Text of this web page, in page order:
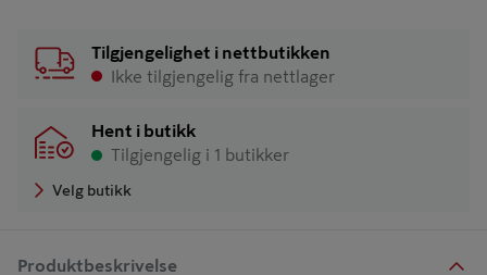
Tilgjengelighet i nettbutikken
Ikke tilgjengelig fra nettlager
Hent i butikk
Tilgjengelig i 1 butikker
Velg butikk
Produktbeskrivelse